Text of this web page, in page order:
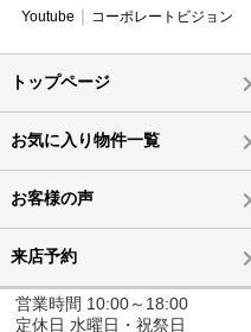
Youtube
コーポレートビジョン
トップページ
お気に入り物件一覧
お客様の声
来店予約
営業時間 10:00～18:00
定休日 水曜日・祝祭日